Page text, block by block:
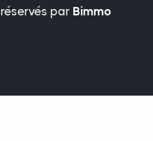
par Bimmo